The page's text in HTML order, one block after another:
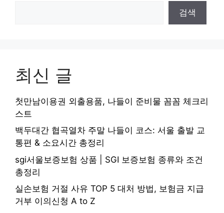
검색
최신 글
첫만남이용권 외출용품, 나들이 준비물 꼼꼼 체크리
스트
백두대간 협곡열차 주말 나들이 코스: 서울 출발 교
통편 & 소요시간 총정리
sgi서울보증보험 상품 | SGI 보증보험 종류와 조건
총정리
실손보험 거절 사유 TOP 5 대처 방법, 보험금 지급
거부 이의신청 A to Z